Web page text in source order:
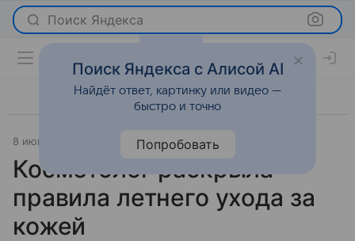
Поиск Яндекса
8 июня 2025
Косметолог раскрыла
правила летнего ухода за
кожей
Поиск Яндекса с Алисой AI
Найдёт ответ, картинку или видео —
быстро и точно
Попробовать